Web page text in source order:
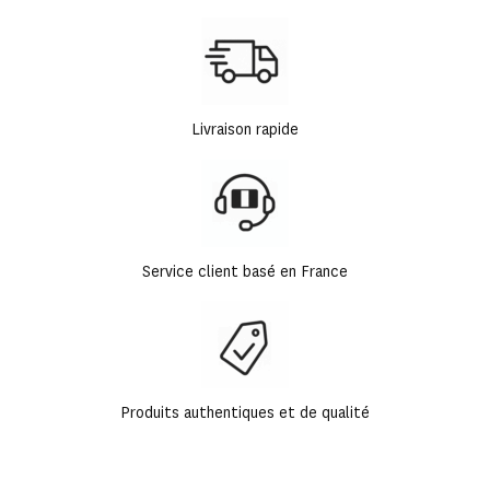
Livraison rapide
Service client basé en France
Produits authentiques et de qualité